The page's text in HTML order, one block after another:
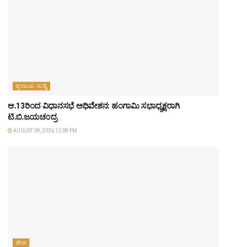
ಪ್ರಮುಖ ಸುದ್ದಿ
ಆ.13ರಿಂದ ವಿಧಾನಸಭೆ ಅಧಿವೇಶನ: ಹಂಗಾಮಿ ಸಭಾಧ್ಯಕ್ಷರಾಗಿ
ಟಿ.ಬಿ.ಜಯಚಂದ್ರ
AUGUST 09, 2026 12:08 PM
ದೇಶ